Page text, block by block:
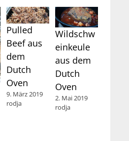
Pulled
Beef aus
dem
Dutch
Oven
9. März 2019
rodja
Wildschw
einkeule
aus dem
Dutch
Oven
2. Mai 2019
rodja